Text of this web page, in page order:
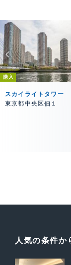
購入
スカイライトタワー
東京都中央区佃１
人気の条件か